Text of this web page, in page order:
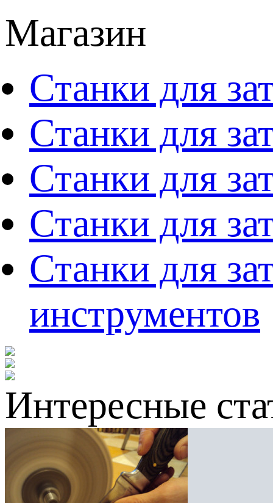
Магазин
Станки для
Станки для
Станки для
Станки для
Станки для
инструментов
Интересные